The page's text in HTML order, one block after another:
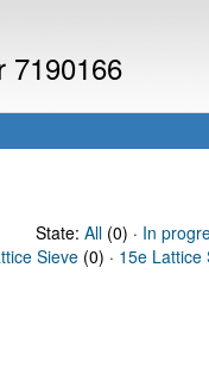
7190166
State: All(0) · In
Sieve (0) · 15e Lattice